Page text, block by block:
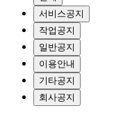
서비스공지
작업공지
일반공지
이용안내
기타공지
회사공지